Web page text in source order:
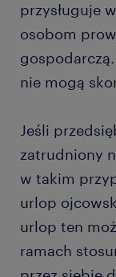
przysługuje
osobom
nie mogą
Jeśli
zatrudniony
w takim
urlop
urlop ten
ramach